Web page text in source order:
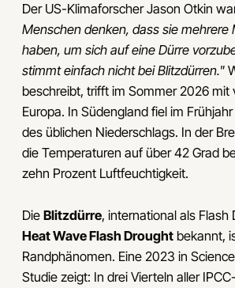
Der US-Klimaforscher Jason Otkin
Menschen denken, dass sie mehrere
haben, um sich auf eine Dürre
stimmt einfach nicht bei Blitzdürren."
beschreibt, trifft im Sommer 2026 mit
Europa. In Südengland fiel im
des üblichen Niederschlags. In der
die Temperaturen auf über 42 Grad
zehn Prozent Luftfeuchtigkeit.
Die Blitzdürre, international als Flash
Heat Wave Flash Drought bekannt,
Randphänomen. Eine 2023 in
Studie zeigt: In drei Vierteln aller